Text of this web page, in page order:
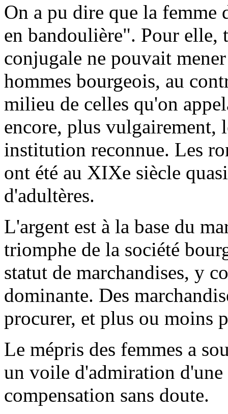
On a pu dire que la
en bandoulière". Pour elle,
conjugale ne pouvait
hommes bourgeois, au
milieu de celles qu'on
encore, plus vulgairement,
institution reconnue. Les
ont été au XIXe siècle
d'adultères.
L'argent est à la base du
triomphe de la société
statut de marchandises, y
dominante. Des
procurer, et plus ou moins
Le mépris des femmes a
un voile d'admiration
compensation sans doute.